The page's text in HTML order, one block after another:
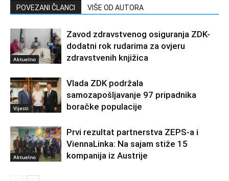
POVEZANI ČLANCI VIŠE OD AUTORA
Aktuelno
Zavod zdravstvenog osiguranja ZDK-
dodatni rok rudarima za ovjeru
zdravstvenih knjižica
Vijesti
Vlada ZDK podržala
samozapošljavanje 97 pripadnika
boračke populacije
Aktuelno
Prvi rezultat partnerstva ZEPS-a i
ViennaLinka: Na sajam stiže 15
kompanija iz Austrije